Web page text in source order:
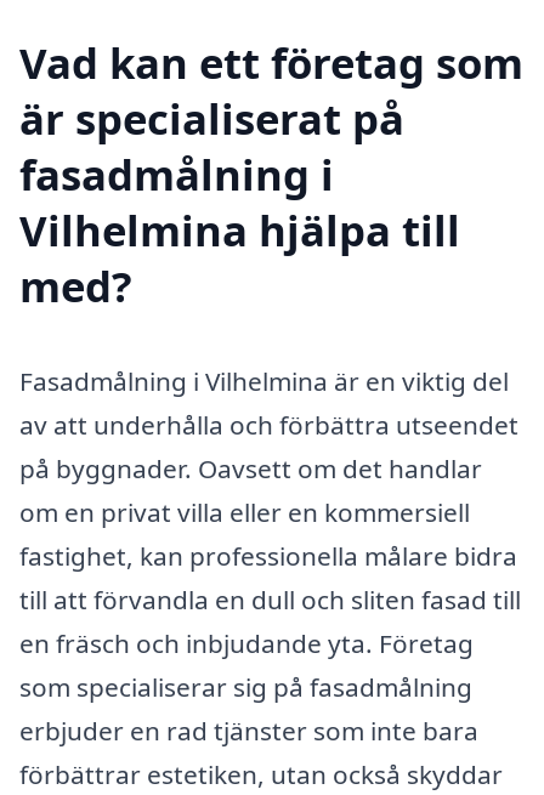
Vad kan ett företag som
är specialiserat på
fasadmålning i
Vilhelmina hjälpa till
med?
Fasadmålning i Vilhelmina är en viktig del
av att underhålla och förbättra utseendet
på byggnader. Oavsett om det handlar
om en privat villa eller en kommersiell
fastighet, kan professionella målare bidra
till att förvandla en dull och sliten fasad till
en fräsch och inbjudande yta. Företag
som specialiserar sig på fasadmålning
erbjuder en rad tjänster som inte bara
förbättrar estetiken, utan också skyddar